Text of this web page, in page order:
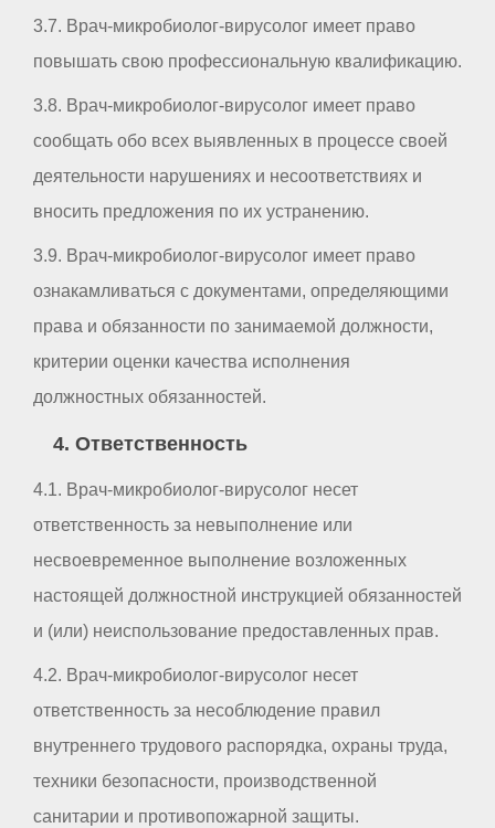
3.7. Врач-микробиолог-вирусолог имеет право
повышать свою профессиональную квалификацию.
3.8. Врач-микробиолог-вирусолог имеет право
сообщать обо всех выявленных в процессе своей
деятельности нарушениях и несоответствиях и
вносить предложения по их устранению.
3.9. Врач-микробиолог-вирусолог имеет право
ознакамливаться с документами, определяющими
права и обязанности по занимаемой должности,
критерии оценки качества исполнения
должностных обязанностей.
4. Ответственность
4.1. Врач-микробиолог-вирусолог несет
ответственность за невыполнение или
несвоевременное выполнение возложенных
настоящей должностной инструкцией обязанностей
и (или) неиспользование предоставленных прав.
4.2. Врач-микробиолог-вирусолог несет
ответственность за несоблюдение правил
внутреннего трудового распорядка, охраны труда,
техники безопасности, производственной
санитарии и противопожарной защиты.